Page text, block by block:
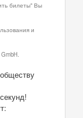
билеты" Вы
и